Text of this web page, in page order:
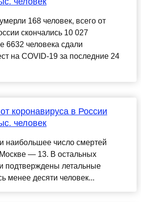
168 человек, всего от
скончались 10 027
6632 человека сдали
на COVID-19 за последние 24
коронавируса в России
человек
наибольшее число смертей
— 13. В остальных
подтверждены летальные
менее десяти человек...